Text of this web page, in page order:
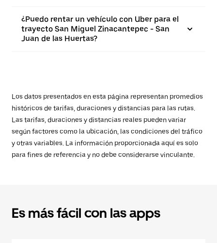
¿Puedo rentar un vehículo con Uber para el
trayecto San Miguel Zinacantepec - San
Juan de las Huertas?
Los datos presentados en esta página representan promedios
históricos de tarifas, duraciones y distancias para las rutas.
Las tarifas, duraciones y distancias reales pueden variar
según factores como la ubicación, las condiciones del tráfico
y otras variables. La información proporcionada aquí es solo
para fines de referencia y no debe considerarse vinculante.
Es más fácil con las apps